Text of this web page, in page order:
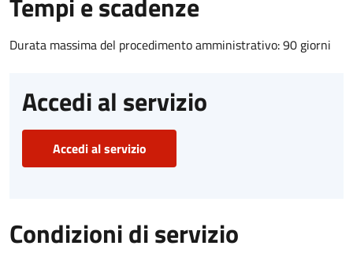
Durata massima del procedimento amministrativo: 90 giorni
Accedi al servizio
Accedi al servizio
Condizioni di servizio